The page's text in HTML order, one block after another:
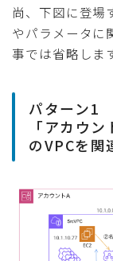
尚、下図に登場
やパラメータに
事では省略しま
パターン1
「アカウ
のVPCを関